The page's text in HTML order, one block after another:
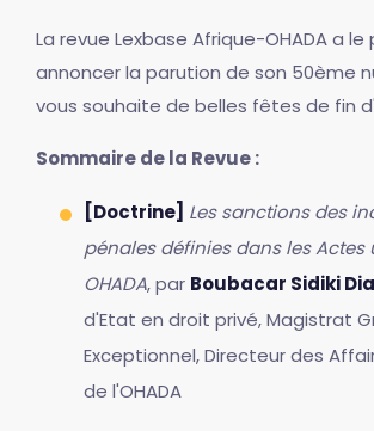
La revue Lexbase Afrique-OHADA a le
annoncer la parution de son 50ème
vous souhaite de belles fêtes de fin
Sommaire de la Revue :
[Doctrine] Les sanctions des
pénales définies dans les Actes
OHADA, par Boubacar Sidiki
d'Etat en droit privé, Magistrat
Exceptionnel, Directeur des
de l'OHADA